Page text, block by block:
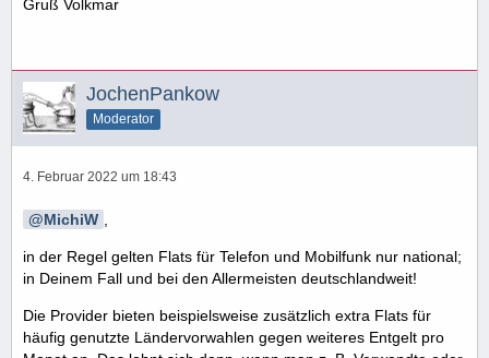
Gruß Volkmar
JochenPankow
Moderator
4. Februar 2022 um 18:43
MichiW
in der Regel gelten Flats für Telefon und Mobilfunk nur national;
in Deinem Fall und bei den Allermeisten deutschlandweit!
Die Provider bieten beispielsweise zusätzlich extra Flats für
häufig genutzte Ländervorwahlen gegen weiteres Entgelt pro